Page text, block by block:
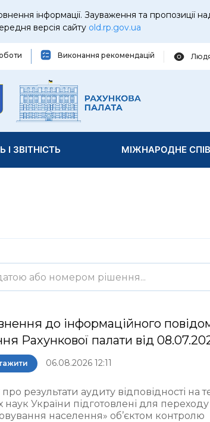
інформації. Зауваження та пропозиції
версія сайту old.rp.gov.ua
Виконання рекомендацій
І ЗВІТНІСТЬ МІЖНАРОДНЕ
до інформаційного
Рахункової палати від
06.08.2026 12:11
результати аудиту відповідності на
наук України підготовлені для
населення» об’єктом контролю